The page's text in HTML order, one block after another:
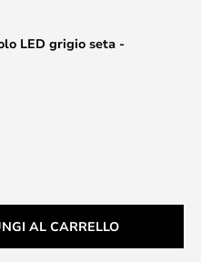
LED grigio seta -
AL CARRELLO